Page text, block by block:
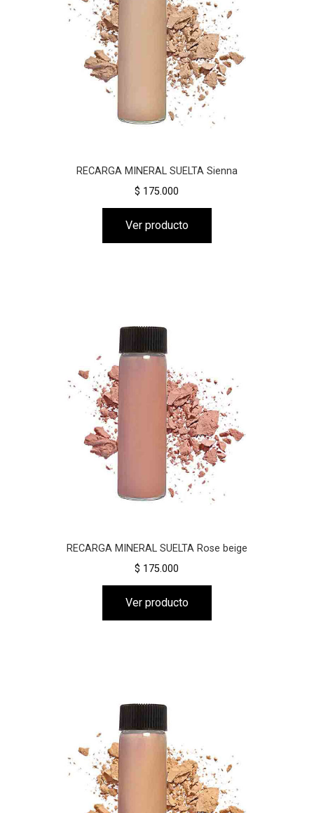
RECARGA MINERAL SUELTA Sienna
$ 175.000
Ver producto
RECARGA MINERAL SUELTA Rose beige
$ 175.000
Ver producto